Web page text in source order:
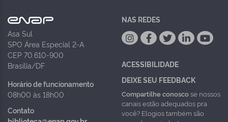
Asa Sul
SPO Área Especial 2-A
CEP 70.610-900
Brasília/DF
Horário de funcionamento
08h00 às 18h00
Contato
NAS REDES
ACESSIBILIDADE
DEIXE SEU FEEDBACK
Compartilhe conoscose nossos
canais estão adequados pra
você? Elogios também são